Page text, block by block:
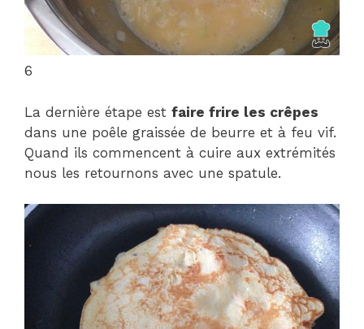
6
La dernière étape est faire frire les crêpes
dans une poêle graissée de beurre et à feu vif.
Quand ils commencent à cuire aux extrémités
nous les retournons avec une spatule.